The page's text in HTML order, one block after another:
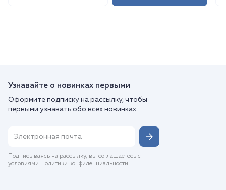
Узнавайте о новинках первыми
Оформите подписку на рассылку, чтобы
первыми узнавать обо всех новинках
Подписываясь на рассылку, вы соглашаетесь с
условиями Политики конфиденциальности